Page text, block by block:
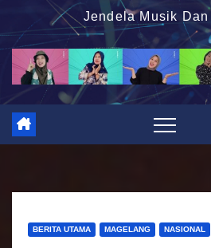
o
n
Jendela Musik
BERITA UTAMA MAGELANG NASIONAL